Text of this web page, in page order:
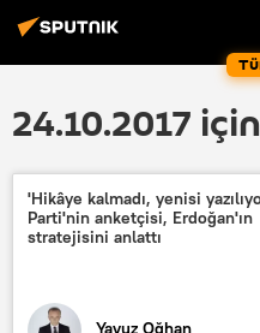
24.10.2017
'Hikâye kalmadı, yenisi
Parti'nin anketçisi, Erdoğan'ın
stratejisini anlattı
Yavuz Oğhan